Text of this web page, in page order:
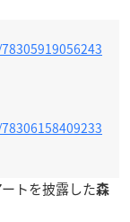
トを披露した森